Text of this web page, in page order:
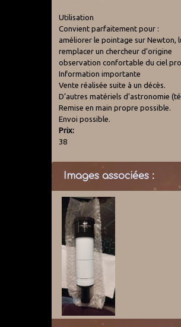
Utilisation
Convient parfaitement pour :
améliorer le pointage sur Newton,
remplacer un chercheur d’origine
observation confortable du ciel
Information importante
Vente réalisée suite à un décès.
D’autres matériels d’astronomie
Remise en main propre possible.
Envoi possible.
Prix:
38
Images associées :